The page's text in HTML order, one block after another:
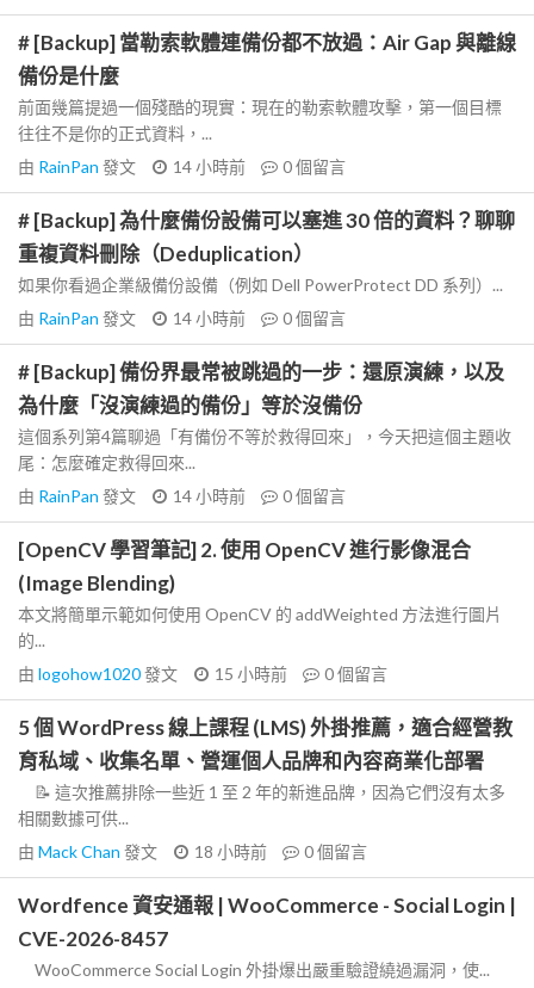
# [Backup] 當勒索軟體連備份都不放過：Air Gap 與離線
備份是什麼
前面幾篇提過一個殘酷的現實：現在的勒索軟體攻擊，第一個目標
往往不是你的正式資料，...
由 RainPan 發文 14 小時前 0個留言
# [Backup] 為什麼備份設備可以塞進 30 倍的資料？聊聊
重複資料刪除（Deduplication）
如果你看過企業級備份設備（例如 Dell PowerProtect DD 系列）...
由 RainPan 發文 14 小時前 0個留言
# [Backup] 備份界最常被跳過的一步：還原演練，以及
為什麼「沒演練過的備份」等於沒備份
這個系列第4篇聊過「有備份不等於救得回來」，今天把這個主題收
尾：怎麼確定救得回來...
由 RainPan 發文 14 小時前 0個留言
[OpenCV 學習筆記] 2. 使用 OpenCV 進行影像混合
(Image Blending)
本文將簡單示範如何使用 OpenCV 的 addWeighted 方法進行圖片
的...
由 logohow1020發文 15 小時前 0個留言
5 個 WordPress 線上課程 (LMS) 外掛推薦，適合經營教
育私域、收集名單、營運個人品牌和內容商業化部署
📝 這次推薦排除一些近 1 至 2 年的新進品牌，因為它們沒有太多
相關數據可供...
由 Mack Chan 發文 18 小時前 0個留言
Wordfence 資安通報 | WooCommerce - Social Login |
CVE-2026-8457
WooCommerce Social Login 外掛爆出嚴重驗證繞過漏洞，使...